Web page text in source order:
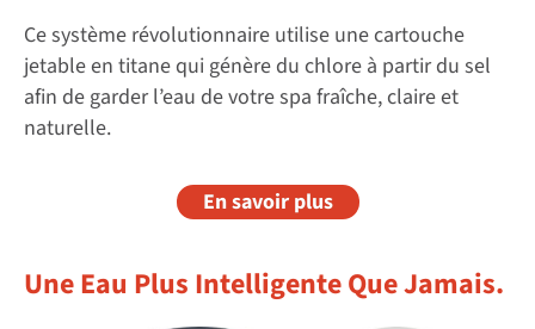
Ce système révolutionnaire utilise une cartouche
jetable en titane qui génère du chlore à partir du sel
afin de garder l’eau de votre spa fraîche, claire et
naturelle.
En savoir plus
Une Eau Plus Intelligente Que Jamais.